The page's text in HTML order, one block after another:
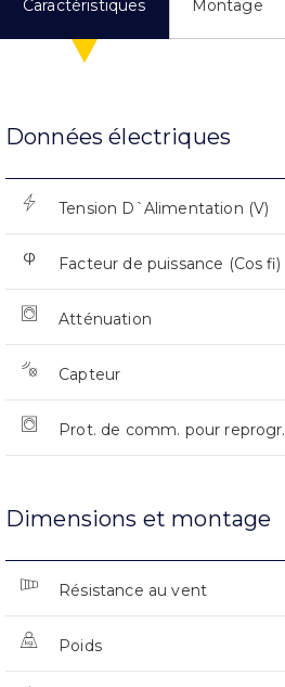
Caractéristiques Montage
Données électriques
Tension D`Alimentation (V)
Facteur de puissance (Cos fi)
Atténuation
Capteur
Prot. de comm. pour reprogr.
Dimensions et montage
Résistance au vent
Poids